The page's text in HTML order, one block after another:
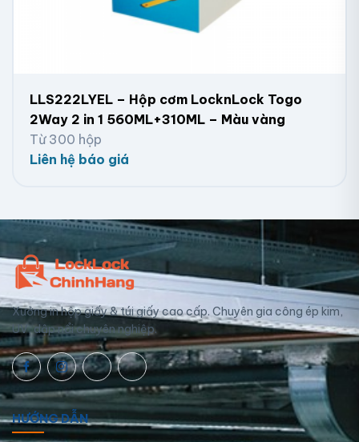
LLS222LYEL – Hộp cơm LocknLock Togo
2Way 2 in 1 560ML+310ML – Màu vàng
Từ 300 hộp
Liên hệ báo giá
Xưởng in hộp giấy & túi giấy cao cấp. Chuyên gia công ép kim,
UV, dập nổi chuyên nghiệp.
HƯỚNG DẪN